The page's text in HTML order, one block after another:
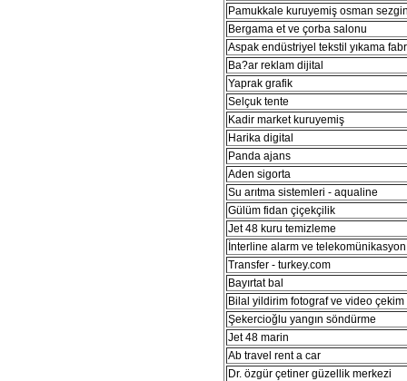
Pamukkale kuruyemiş osman
Bergama et ve çorba salonu
Aspak endüstriyel tekstil yıkama
Ba?ar reklam dijital
Yaprak grafik
Selçuk tente
Kadir market kuruyemiş
Harika digital
Panda ajans
Aden sigorta
Su arıtma sistemleri - aqualine
Gülüm fidan çiçekçilik
Jet 48 kuru temizleme
İnterline alarm ve
Transfer - turkey.com
Bayırtat bal
Bilal yildirim fotograf ve video çekim
Şekercioğlu yangın söndürme
Jet 48 marin
Ab travel rent a car
Dr. özgür çetiner güzellik merkezi